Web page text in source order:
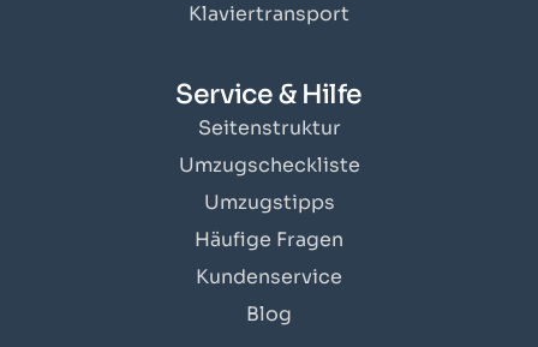
Klaviertransport
Service & Hilfe
Seitenstruktur
Umzugscheckliste
Umzugstipps
Häufige Fragen
Kundenservice
Blog